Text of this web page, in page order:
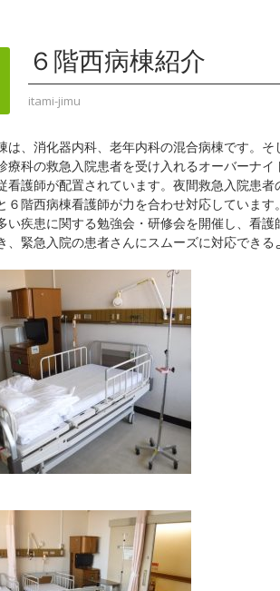
６階西病棟紹介
itami-jimu
は、消化器内科、老年内科の混合病棟です。そ
療科の救急入院患者を受け入れるオーバーナ
看護師が配置されています。夜間救急入院患
６階西病棟看護師が力を合わせ対応していま
い疾患に関する勉強会・研修会を開催し、看
、緊急入院の患者さんにスムーズに対応でき